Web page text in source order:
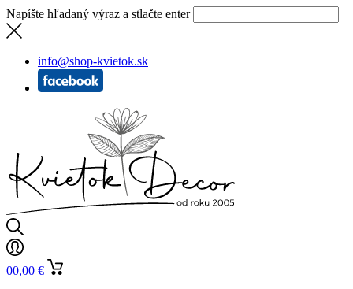
Napíšte hľadaný výraz a stlačte enter
info@shop-kvietok.sk
00,00 €